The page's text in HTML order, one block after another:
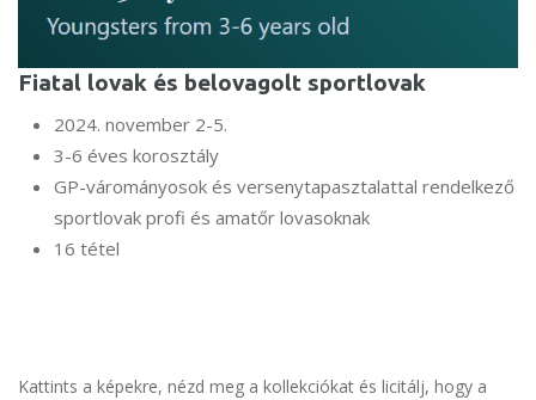
Fiatal lovak és belovagolt sportlovak
2024. november 2-5.
3-6 éves korosztály
GP-várományosok és versenytapasztalattal rendelkező
sportlovak profi és amatőr lovasoknak
16 tétel
Kattints a képekre, nézd meg a kollekciókat és licitálj, hogy a